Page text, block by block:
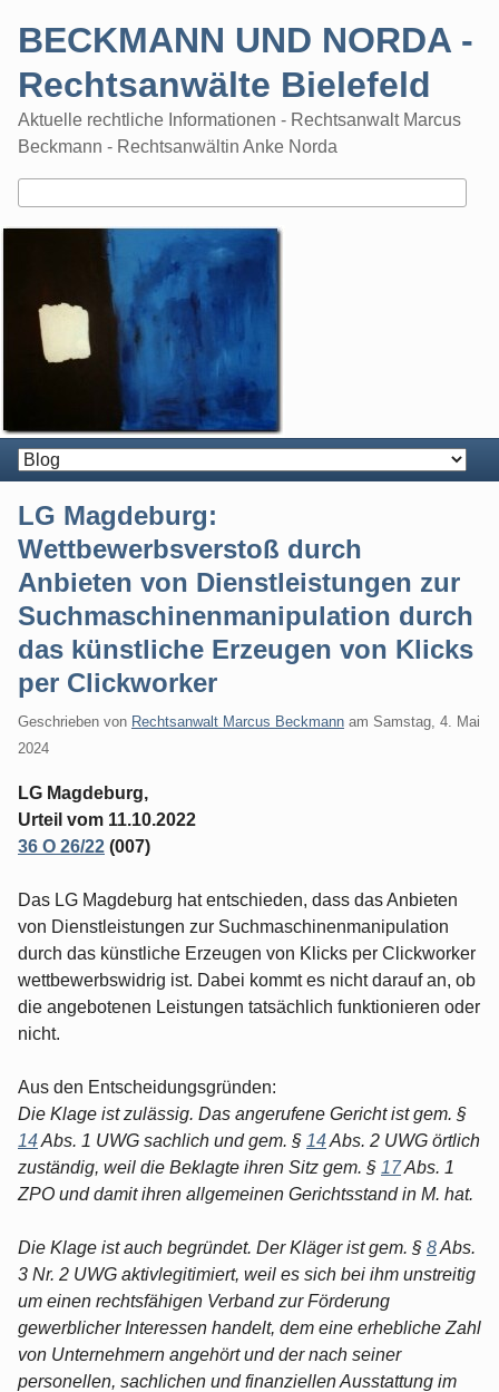
BECKMANN UND NORDA -
Rechtsanwälte Bielefeld
Aktuelle rechtliche Informationen - Rechtsanwalt Marcus
Beckmann - Rechtsanwältin Anke Norda
LG Magdeburg:
Wettbewerbsverstoß durch
Anbieten von Dienstleistungen zur
Suchmaschinenmanipulation durch
das künstliche Erzeugen von Klicks
per Clickworker
Geschrieben von Rechtsanwalt Marcus Beckmann am Samstag, 4. Mai
2024
LG Magdeburg,
Urteil vom 11.10.2022
36 O 26/22 (007)
Das LG Magdeburg hat entschieden, dass das Anbieten
von Dienstleistungen zur Suchmaschinenmanipulation
durch das künstliche Erzeugen von Klicks per Clickworker
wettbewerbswidrig ist. Dabei kommt es nicht darauf an, ob
die angebotenen Leistungen tatsächlich funktionieren oder
nicht.
Aus den Entscheidungsgründen:
Die Klage ist zulässig. Das angerufene Gericht ist gem. §
14Abs. 1 UWG sachlich und gem. § 14Abs. 2 UWG örtlich
zuständig, weil die Beklagte ihren Sitz gem. § 17Abs. 1
ZPO und damit ihren allgemeinen Gerichtsstand in M. hat.
Die Klage ist auch begründet. Der Kläger ist gem. § 8Abs.
3 Nr. 2 UWG aktivlegitimiert, weil es sich bei ihm unstreitig
um einen rechtsfähigen Verband zur Förderung
gewerblicher Interessen handelt, dem eine erhebliche Zahl
von Unternehmern angehört und der nach seiner
personellen, sachlichen und finanziellen Ausstattung im